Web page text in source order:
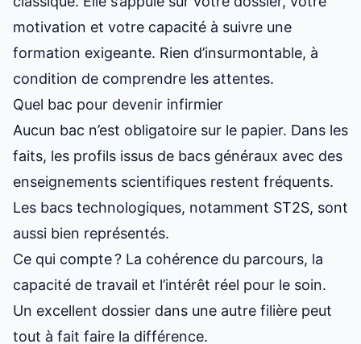
motivation et votre capacité à suivre une
formation exigeante. Rien d’insurmontable, à
condition de comprendre les attentes.
Quel bac pour devenir infirmier
Aucun bac n’est obligatoire sur le papier. Dans les
faits, les profils issus de bacs généraux avec des
enseignements scientifiques restent fréquents.
Les bacs technologiques, notamment ST2S, sont
aussi bien représentés.
Ce qui compte ? La cohérence du parcours, la
capacité de travail et l’intérêt réel pour le soin.
Un excellent dossier dans une autre filière peut
tout à fait faire la différence.